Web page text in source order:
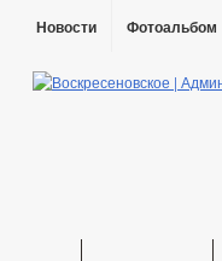
Новости Фотоальбом